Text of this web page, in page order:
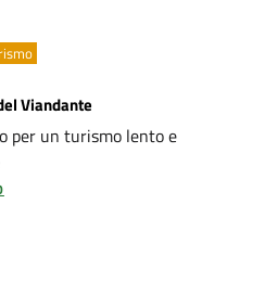
Viandante
per un turismo lento e